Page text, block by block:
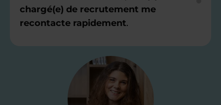
chargé(e) de recrutement me
recontacte rapidement.
Je valide ma